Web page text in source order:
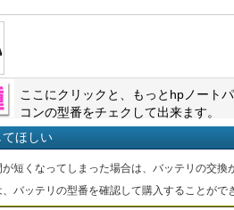
ここにクリックと、もっと hpノート
コンの型番をチェクして出来ます。
ほしい
短くなってしまった場合は、バッテリの交換
バッテリの型番を確認して購入することがで